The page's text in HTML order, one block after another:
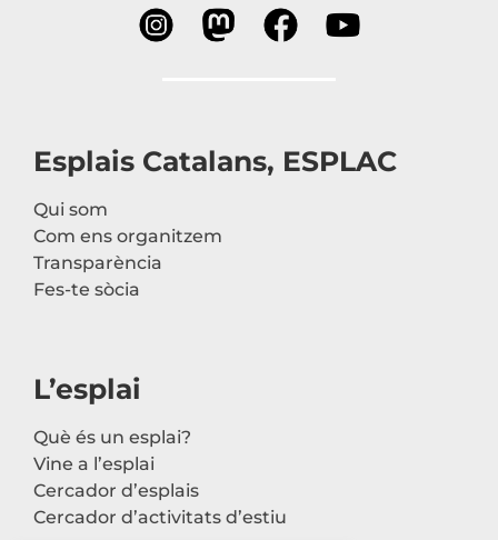
Esplais Catalans, ESPLAC
Qui som
Com ens organitzem
Transparència
Fes-te sòcia
L’esplai
Què és un esplai?
Vine a l’esplai
Cercador d’esplais
Cercador d’activitats d’estiu